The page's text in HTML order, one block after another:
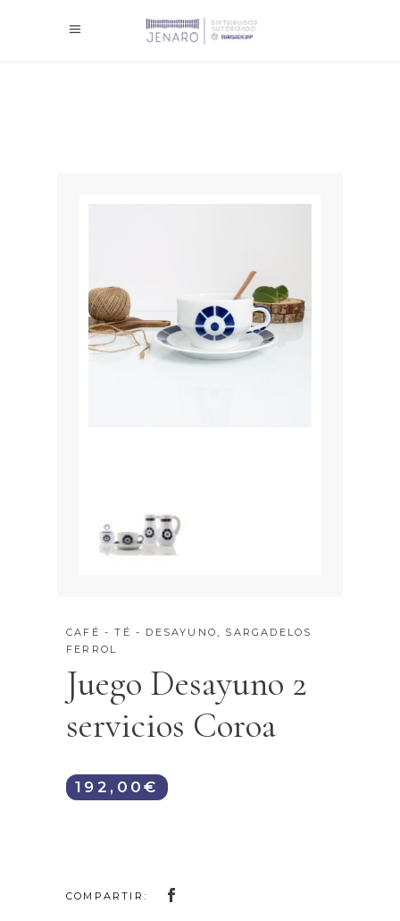
CAFÉ - TÉ - DESAYUNO, SARGADELOS
FERROL
Juego Desayuno 2
servicios Coroa
192,00€
COMPARTIR: